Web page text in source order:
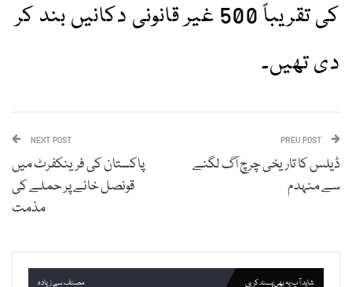
کی تقریباً 500 غیر قانونی دکانیں بند کر
دی تھیں۔
ڈیلس کا تاریخی چرچ آگ لگنے
سے منہدم
NEXT POST
پاکستان کی فرینکفرٹ میں
قونصل خانے پر حملے کی
مذمت
شاید آپ یہ بھی پسند کریں مصنف سے زیادہ